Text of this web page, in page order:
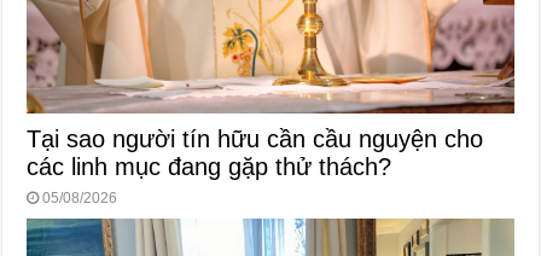
Tại sao người tín hữu cần cầu nguyện cho
các linh mục đang gặp thử thách?
05/08/2026